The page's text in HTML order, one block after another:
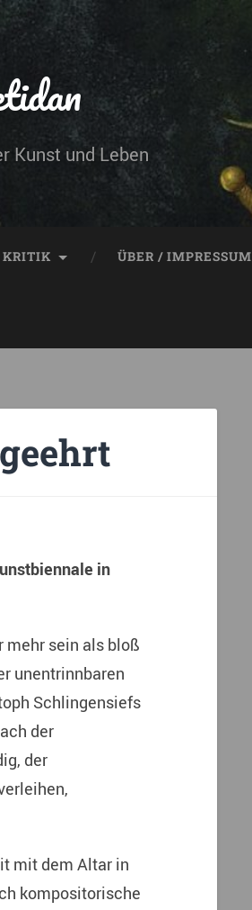
Kunst und Leben
KRITIK ÜBER / IMPRESSUM
in
mehr sein als bloß
unentrinnbaren
Schlingensiefs
der
der
mit dem Altar in
kompositorische